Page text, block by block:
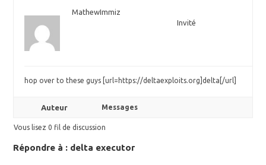
MathewImmiz
Invité
hop over to these guys [url=https://deltaexploits.org]delta[/url]
Auteur Messages
Vous lisez 0 fil de discussion
Répondre à : delta executor